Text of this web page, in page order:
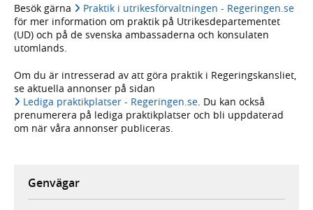
Besök gärna
Praktik i utrikesförvaltningen - Regeringen.se
för mer information om praktik på Utrikesdepartementet
(UD) och på de svenska ambassaderna och konsulaten
utomlands.
Om du är intresserad av att göra praktik i Regeringskansliet,
se aktuella annonser på sidan
Lediga praktikplatser - Regeringen.se. Du kan också
prenumerera på lediga praktikplatser och bli uppdaterad
om när våra annonser publiceras.
Genvägar